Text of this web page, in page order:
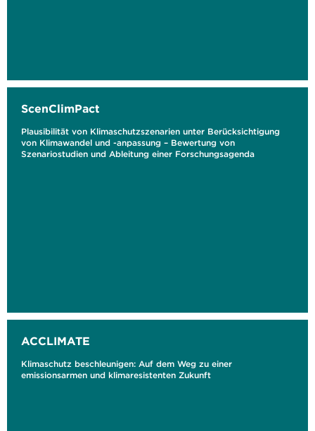
ScenClimPact
Plausibilität von Klimaschutzszenarien unter Berücksichtigung
von Klimawandel und -anpassung – Bewertung von
Szenariostudien und Ableitung einer Forschungsagenda
ACCLIMATE
Klimaschutz beschleunigen: Auf dem Weg zu einer
emissionsarmen und klimaresistenten Zukunft